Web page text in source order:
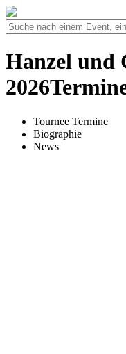
Hanzel und
Tournee Termine
Biographie
News